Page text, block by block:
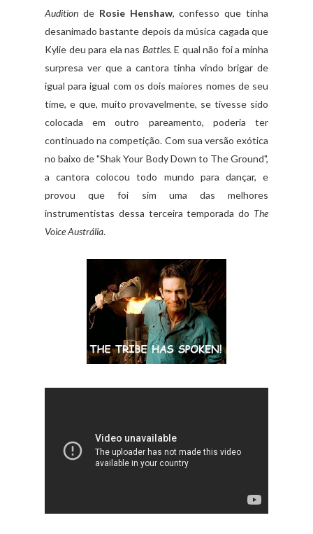
Audition de Rosie Henshaw, confesso que tinha
desanimado bastante depois da música cagada que
Kylie deu para ela nas Battles. E qual não foi a minha
surpresa ver que a cantora tinha vindo brigar de
igual para igual com os dois maiores nomes de seu
time, e que, muito provavelmente, se tivesse sido
colocada em outro pareamento, poderia ter
continuado na competição. Com sua versão exótica
no baixo de "Shak Your Body Down to The Ground",
a cantora colocou todo mundo para dançar, e
provou que foi sim uma das melhores
instrumentistas dessa terceira temporada do The
Voice Austrália.